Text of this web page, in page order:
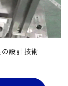
設計技術